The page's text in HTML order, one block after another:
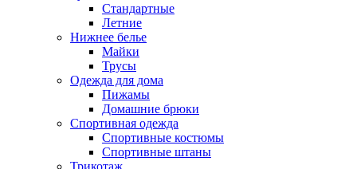
Стандартные
Летние
Нижнее белье
Майки
Трусы
Одежда для дома
Пижамы
Домашние брюки
Спортивная одежда
Спортивные костюмы
Спортивные штаны
Трикотаж